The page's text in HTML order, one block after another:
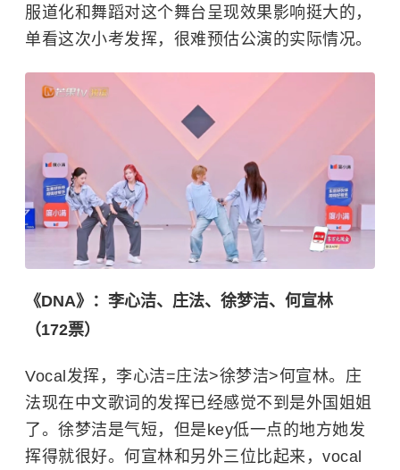
服道化和舞蹈对这个舞台呈现效果影响挺大的，
单看这次小考发挥，很难预估公演的实际情况。
《DNA》：李心洁、庄法、徐梦洁、何宣林
（172票）
Vocal发挥，李心洁=庄法>徐梦洁>何宣林。庄
法现在中文歌词的发挥已经感觉不到是外国姐姐
了。徐梦洁是气短，但是key低一点的地方她发
挥得就很好。何宣林和另外三位比起来，vocal